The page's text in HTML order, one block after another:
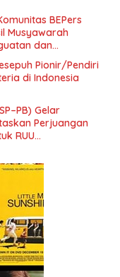
BEPers
Musyawarah
dan
Riset di seluruh
Pionir/Pendiri
di Indonesia
Gelar
Perjuangan
RUU